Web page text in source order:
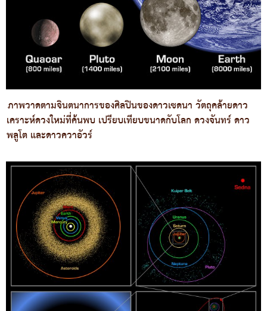
ภาพวาดตามจินตนาการของศิลปินของดาวเซดนา วัตถุคล้ายดาว
เคราะห์ดวงใหม่ที่ค้นพบ เปรียบเทียบขนาดกับโลก ดวงจันทร์ ดาว
พลูโต และดาวควาอัวร์